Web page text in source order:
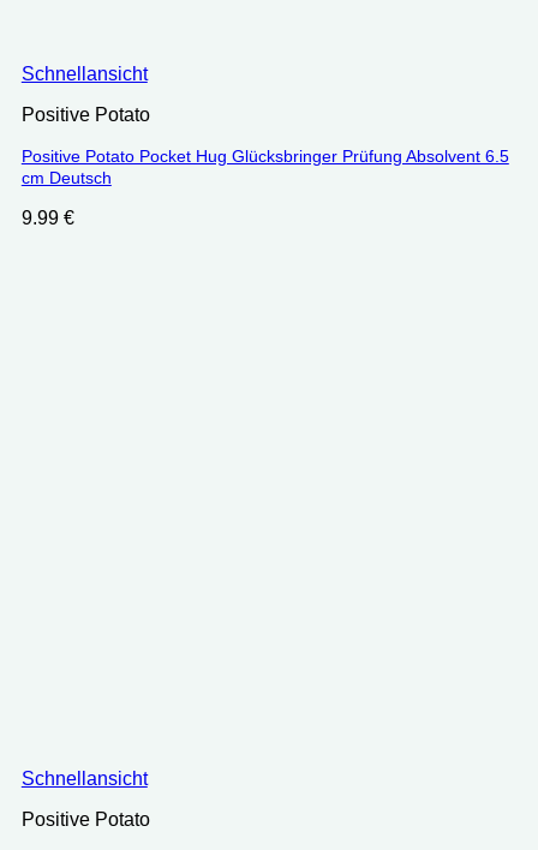
Schnellansicht
Positive Potato
Positive Potato Pocket Hug Glücksbringer Prüfung Absolvent 6.5
cm Deutsch
9.99 €
Schnellansicht
Positive Potato